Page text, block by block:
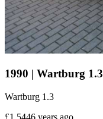
1990 | Wartburg 1.3
Wartburg 1.3
£1,5446 years ago